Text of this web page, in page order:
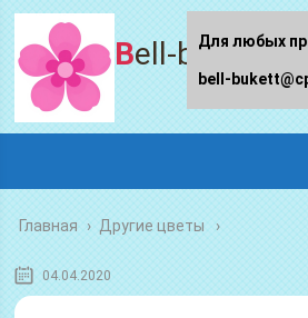
Bell-bukett.ru
Главная › Другие цветы
04.04.2020
Для любых
bell-